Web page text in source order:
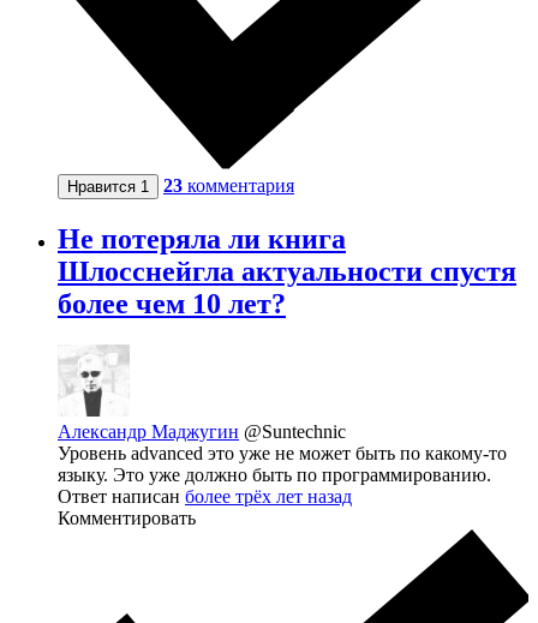
Нравится 1 23 комментария
Не потеряла ли книга
Шлосснейгла актуальности спустя
более чем 10 лет?
Александр Маджугин @Suntechnic
Уровень advanced это уже не может быть по какому-то
языку. Это уже должно быть по программированию.
Ответ написан более трёх лет назад
Комментировать